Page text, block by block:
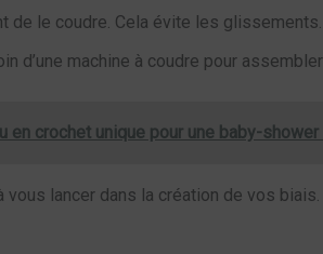
de le coudre. Cela évite les glissements.
d’une machine à coudre pour
en crochet unique pour une baby-
lancer dans la création de vos